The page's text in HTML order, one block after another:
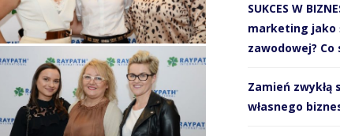
SUKCES W
marketing jako
zawodowej?
Zamień zwykłą
własnego